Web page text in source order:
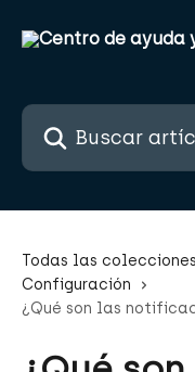
Buscar artículos...
Todas las colecciones
Configuración
¿Qué son las